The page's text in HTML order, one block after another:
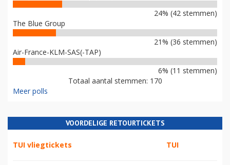
24% (42 stemmen)
The Blue Group
21% (36 stemmen)
Air-France-KLM-SAS(-TAP)
6% (11 stemmen)
Totaal aantal stemmen: 170
Meer polls
VOORDELIGE RETOURTICKETS
TUI vliegtickets TUI